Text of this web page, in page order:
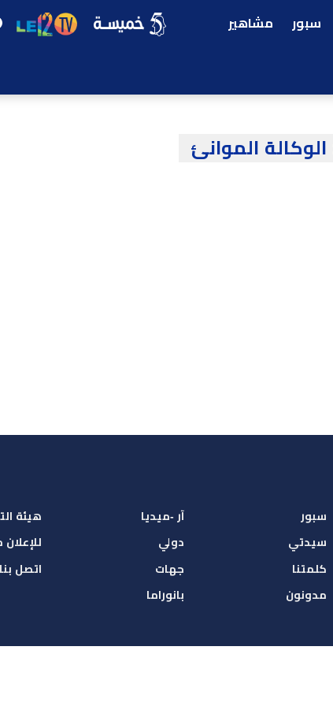
سبور مشاهير
الوكالة الموانئ
سبور
سيدتي
كلمتنا
مدونون
آر -ميديا
دولي
جهات
بانوراما
هيئة
للإعلان
اتصل بنا